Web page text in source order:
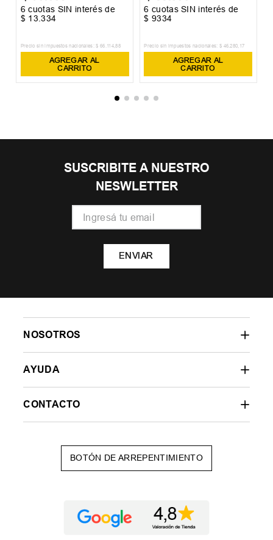
6 cuotas SIN interés de
$ 13.334
Precio sin impuestos nacionales: $ 66 .114,88
AGREGAR AL
CARRITO
6 cuotas SIN interés de
$ 9334
Precio sin impuestos nacionales: $ 46.280, 17
AGREGAR AL
CARRITO
SUSCRIBITE A NUESTRO
NESWLETTER
ENVIAR
NOSOTROS
AYUDA
CONTACTO
BOTÓN DE ARREPENTIMIENTO